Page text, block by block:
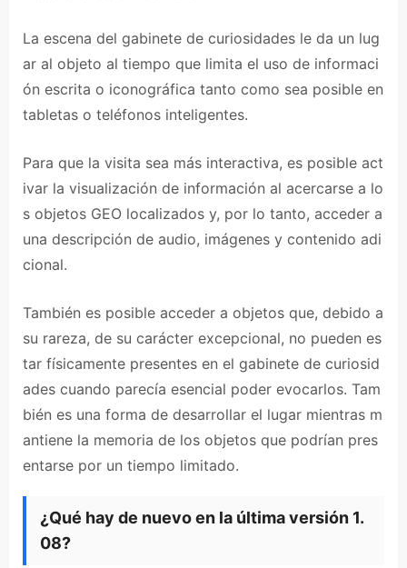
La escena del gabinete de curiosidades le da un lug
ar al objeto al tiempo que limita el uso de informaci
ón escrita o iconográfica tanto como sea posible en
tabletas o teléfonos inteligentes.
Para que la visita sea más interactiva, es posible act
ivar la visualización de información al acercarse a lo
s objetos GEO localizados y, por lo tanto, acceder a
una descripción de audio, imágenes y contenido adi
cional.
También es posible acceder a objetos que, debido a
su rareza, de su carácter excepcional, no pueden es
tar físicamente presentes en el gabinete de curiosid
ades cuando parecía esencial poder evocarlos. Tam
bién es una forma de desarrollar el lugar mientras m
antiene la memoria de los objetos que podrían pres
entarse por un tiempo limitado.
¿Qué hay de nuevo en la última versión 1.
08?